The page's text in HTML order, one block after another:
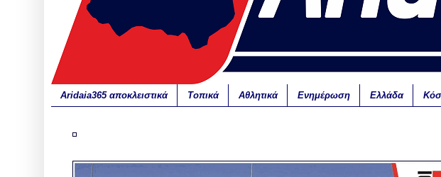
Aridaia365 αποκλειστικά Τοπικά Αθλητικά Ενημέρωση Ελλάδα